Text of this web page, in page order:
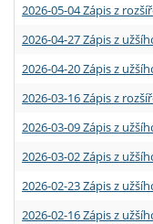
2026-05-04 Zápis z
2026-04-27 Zápis z
2026-04-20 Zápis z
2026-03-16 Zápis z
2026-03-09 Zápis z
2026-03-02 Zápis z
2026-02-23 Zápis z
2026-02-16 Zápis z